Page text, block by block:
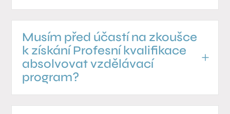
Musím před účastí na zkoušce
k získání Profesní kvalifikace
absolvovat vzdělávací
program?